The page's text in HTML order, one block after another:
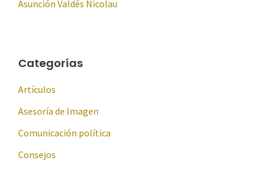
Asunción Valdés Nicolau
Categorías
Artículos
Asesoría de Imagen
Comunicación política
Consejos